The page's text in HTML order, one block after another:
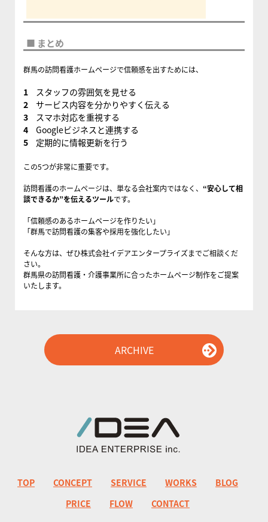
■ まとめ
群馬の訪問看護ホームページで信頼感を出すためには、
スタッフの雰囲気を見せる
サービス内容を分かりやすく伝える
スマホ対応を重視する
Googleビジネスと連携する
定期的に情報更新を行う
この5つが非常に重要です。
訪問看護のホームページは、単なる会社案内ではなく、 “安心して相
談できるか”を伝えるツールです。
「信頼感のあるホームページを作りたい」
「群馬で訪問看護の集客や採用を強化したい」
そんな方は、ぜひ株式会社イデアエンタープライズまでご相談くだ
さい。
群馬県の訪問看護・介護事業所に合ったホームページ制作をご提案
いたします。
ARCHIVE
TOP CONCEPT SERVICE WORKS
BLOG
PRICE
FLOW CONTACT